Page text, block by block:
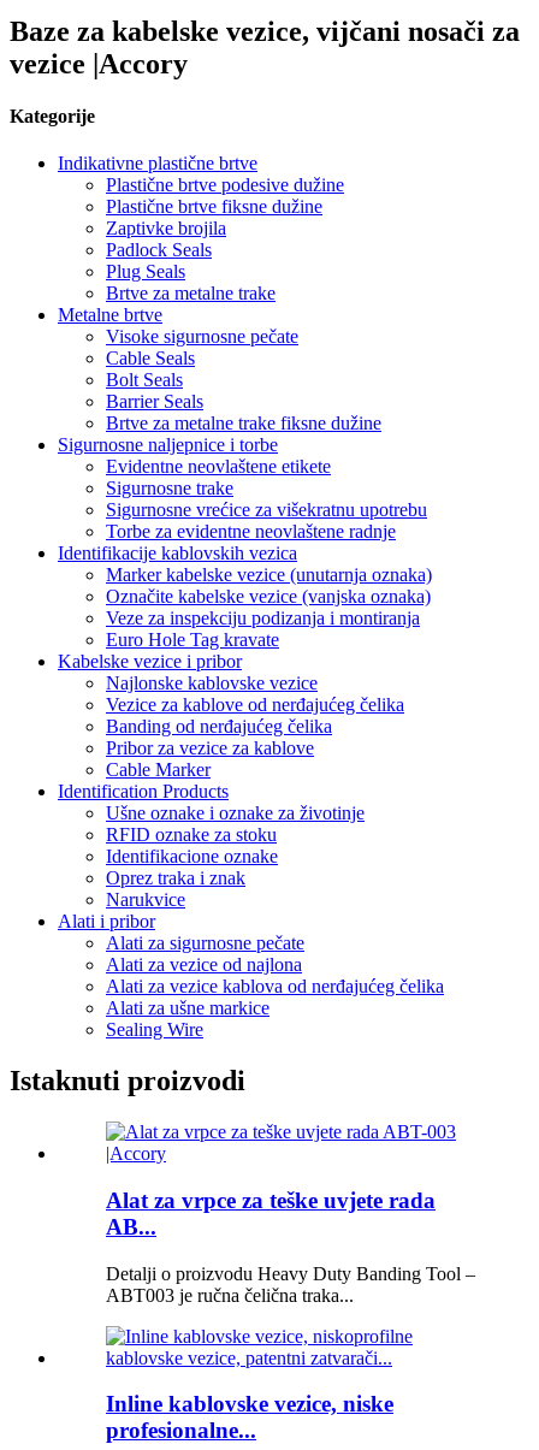
Baze za kabelske vezice, vijčani nosači za
vezice |Accory
Kategorije
Indikativne plastične brtve
Plastične brtve podesive dužine
Plastične brtve fiksne dužine
Zaptivke brojila
Padlock Seals
Plug Seals
Brtve za metalne trake
Metalne brtve
Visoke sigurnosne pečate
Cable Seals
Bolt Seals
Barrier Seals
Brtve za metalne trake fiksne dužine
Sigurnosne naljepnice i torbe
Evidentne neovlaštene etikete
Sigurnosne trake
Sigurnosne vrećice za višekratnu upotrebu
Torbe za evidentne neovlaštene radnje
Identifikacije kablovskih vezica
Marker kabelske vezice (unutarnja oznaka)
Označite kabelske vezice (vanjska oznaka)
Veze za inspekciju podizanja i montiranja
Euro Hole Tag kravate
Kabelske vezice i pribor
Najlonske kablovske vezice
Vezice za kablove od nerđajućeg čelika
Banding od nerđajućeg čelika
Pribor za vezice za kablove
Cable Marker
Identification Products
Ušne oznake i oznake za životinje
RFID oznake za stoku
Identifikacione oznake
Oprez traka i znak
Narukvice
Alati i pribor
Alati za sigurnosne pečate
Alati za vezice od najlona
Alati za vezice kablova od nerđajućeg čelika
Alati za ušne markice
Sealing Wire
Istaknuti proizvodi
Alat za vrpce za teške uvjete rada
AB...
Detalji o proizvodu Heavy Duty Banding Tool –
ABT003 je ručna čelična traka...
Inline kablovske vezice, niske
profesionalne...